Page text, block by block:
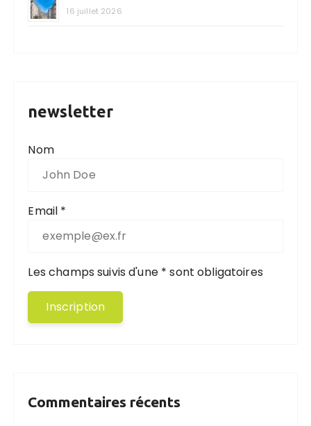
16 juillet 2026
newsletter
Nom
Email *
Les champs suivis d'une * sont obligatoires
Commentaires récents